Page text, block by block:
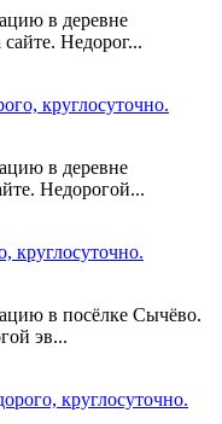
в деревне
Недорог...
круглосуточно.
в деревне
Недорогой...
круглосуточно.
в посёлке Сычёво.
эв...
круглосуточно.